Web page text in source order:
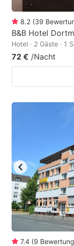
8.2 (39
B&B Hotel
Hotel · 2 Gäste · 1
72 € /Nacht
7.4 (9